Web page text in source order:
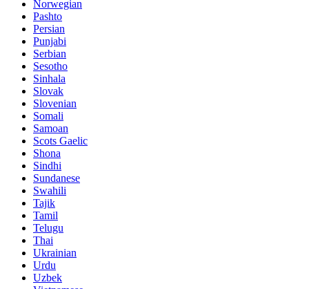
Norwegian
Pashto
Persian
Punjabi
Serbian
Sesotho
Sinhala
Slovak
Slovenian
Somali
Samoan
Scots Gaelic
Shona
Sindhi
Sundanese
Swahili
Tajik
Tamil
Telugu
Thai
Ukrainian
Urdu
Uzbek